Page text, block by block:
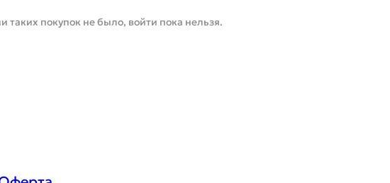
таких покупок не было, войти пока нельзя.